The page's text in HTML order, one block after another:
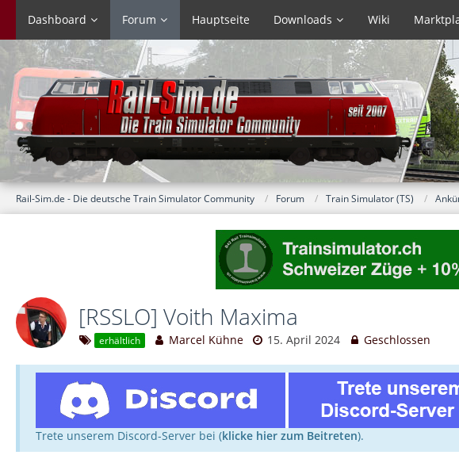
Dashboard Forum Hauptseite Downloads Wiki
Rail-Sim.de - Die deutsche Train Simulator Community Forum Train Simulator (TS)
[RSSLO] Voith Maxima
erhältlich Marcel Kühne 15. April 2024 Geschlossen
Trete unserem Discord-Server bei (klicke hier zum Beitreten).